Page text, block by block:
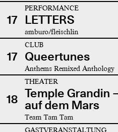
17
PERFORMANCE
LETTERS
amburo/fleischlin
17
CLUB
Queertunes
Anthems Remixed Anthology
18
THEATER
Temple Grandin
auf dem Mars
Team Tam Tam
GASTVERANSTALTUNG